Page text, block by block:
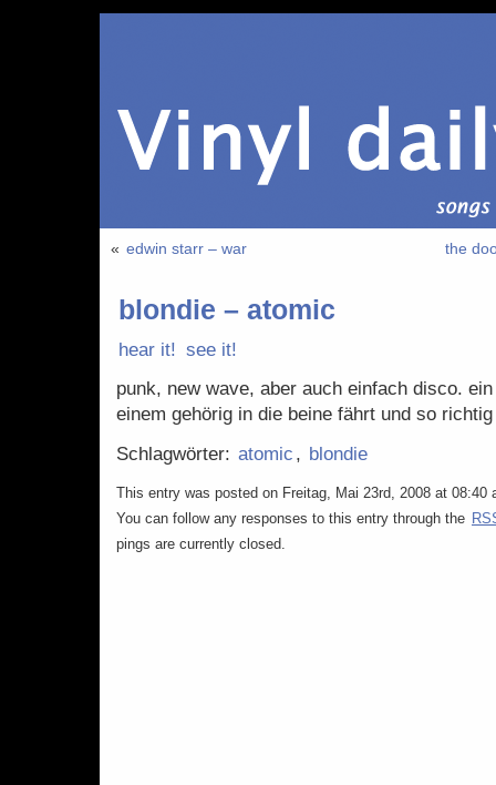
« edwin starr – war the
blondie – atomic
hear it! see it!
punk, new wave, aber auch einfach disco.
einem gehörig in die beine fährt und so
Schlagwörter: atomic , blondie
This entry was posted on Freitag, Mai 23rd, 2008 at 08:40
You can follow any responses to this entry through the
pings are currently closed.